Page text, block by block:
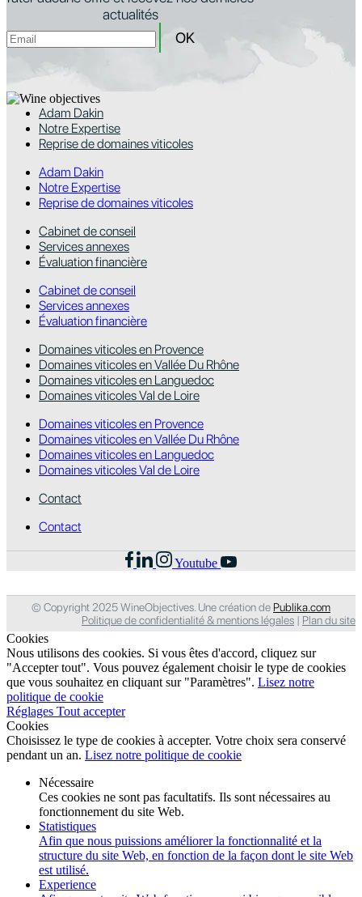
actualités
Adam Dakin
Notre Expertise
Reprise de domaines viticoles
Adam Dakin
Notre Expertise
Reprise de domaines viticoles
Cabinet de conseil
Services annexes
Évaluation financière
Cabinet de conseil
Services annexes
Évaluation financière
Domaines viticoles en Provence
Domaines viticoles en Vallée Du Rhône
Domaines viticoles en Languedoc
Domaines viticoles Val de Loire
Domaines viticoles en Provence
Domaines viticoles en Vallée Du Rhône
Domaines viticoles en Languedoc
Domaines viticoles Val de Loire
Contact
Contact
Youtube
© Copyright 2025 WineObjectives. Une création de Publika.com
Politique de confidentialité & mentions légales | Plan du site
Cookies
Nous utilisons des cookies. Si vous êtes d'accord, cliquez sur
"Accepter tout". Vous pouvez également choisir le type de cookies
que vous souhaitez en cliquant sur "Paramètres". Lisez notre
politique de cookie
Réglages Tout accepter
Cookies
Choisissez le type de cookies à accepter. Votre choix sera conservé
pendant un an. Lisez notre politique de cookie
Nécessaire
Ces cookies ne sont pas facultatifs. Ils sont nécessaires au
fonctionnement du site Web.
Statistiques
Afin que nous puissions améliorer la fonctionnalité et la
structure du site Web, en fonction de la façon dont le site Web
est utilisé.
Experience